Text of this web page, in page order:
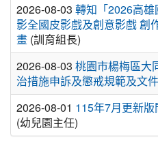
2026-08-03 轉知「2026高
影全國皮影戲及創意影戲 創
畫 (訓育組長)
2026-08-03 桃園市楊梅區大
治措施申訴及懲戒規範及文
2026-08-01 115年7月更新
(幼兒園主任)